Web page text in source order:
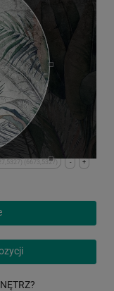
+
-
(6673,5327)